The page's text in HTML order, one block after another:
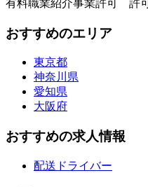
有料職業紹介事業許可 許
おすすめのエリア
東京都
神奈川県
愛知県
大阪府
おすすめの求人情報
配送ドライバー